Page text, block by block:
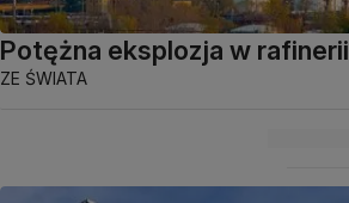
Potężna eksplozja w rafinerii
ZE ŚWIATA